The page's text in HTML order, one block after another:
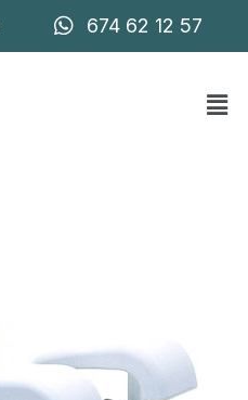
674 62 12 57